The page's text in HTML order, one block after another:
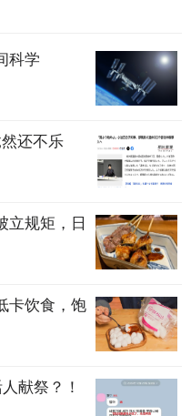
科学
还不乐
立规矩，日
卡饮食，饱
献祭？！